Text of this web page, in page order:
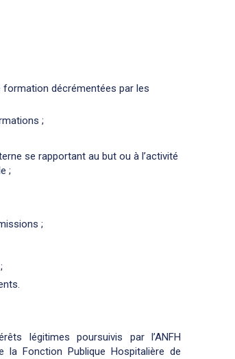
décrémentées par les
;
se rapportant au but ou à l’activité
;
;
légitimes poursuivis par l’ANFH
Fonction Publique Hospitalière de